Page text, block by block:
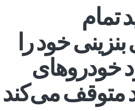
تمام
خود را
خودروهای
متوقف می‌کند